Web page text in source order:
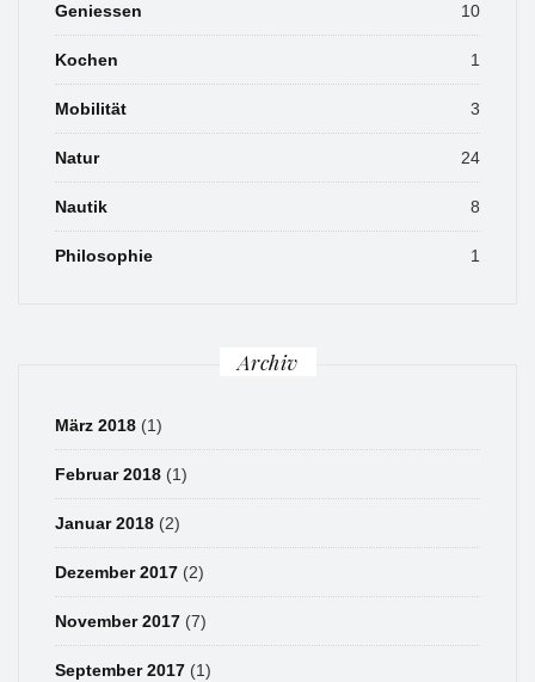
Geniessen 10
Kochen 1
Mobilität 3
Natur 24
Nautik 8
Philosophie 1
Archiv
März 2018 (1)
Februar 2018 (1)
Januar 2018 (2)
Dezember 2017 (2)
November 2017 (7)
September 2017 (1)